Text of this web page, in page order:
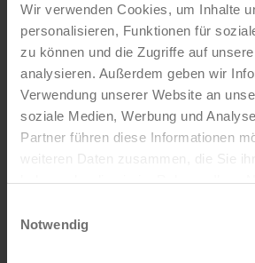
Wir verwenden Cookies, um Inhalte
personalisieren, Funktionen für
zu können und die Zugriffe auf
analysieren. Außerdem geben wir
Verwendung unserer Website an
soziale Medien, Werbung und
Partner führen diese Informationen
weiteren Daten zusammen, die Sie
Notwendig
Knorr-Bremse
Lutz Turetzki